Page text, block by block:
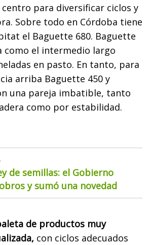
centro para diversificar ciclos y
Sobre todo en Córdoba tiene
el Baguette 680. Baguette
como el intermedio largo
en pasto. En tanto, para
arriba Baguette 450 y
una pareja imbatible, tanto
como por estabilidad.
de semillas: el Gobierno
y sumó una novedad
de productos muy
con ciclos adecuados